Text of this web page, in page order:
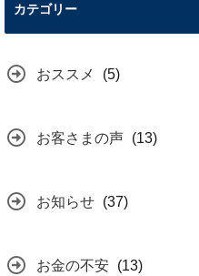
カテゴリー
おススメ (5)
お客さまの声 (13)
お知らせ (37)
お金の不安 (13)